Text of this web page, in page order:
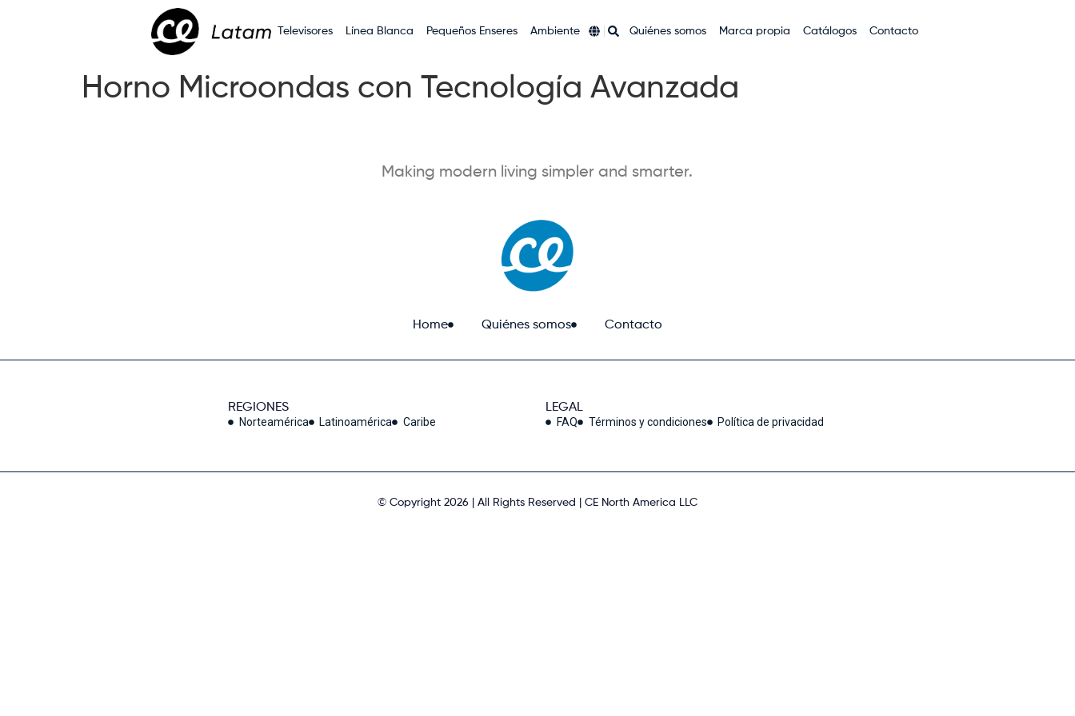
Televisores Línea Blanca Pequeños Enseres Ambiente Quiénes somos Marca propia Catálogos Contacto
Horno Microondas con Tecnología Avanzada
Making modern living simpler and smarter.
Home Quiénes somos Contacto
REGIONES
Norteamérica
Latinoamérica Caribe
LEGAL
FAQ
Términos y condiciones Política de privacidad
© Copyright 2026 | All Rights Reserved | CE North America LLC